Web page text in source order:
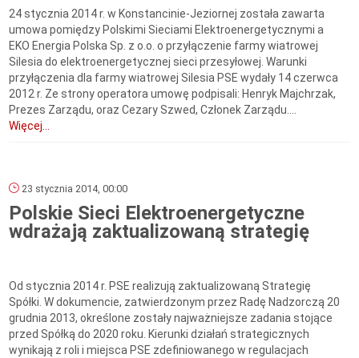
24 stycznia 2014 r. w Konstancinie-Jeziornej została zawarta
umowa pomiędzy Polskimi Sieciami Elektroenergetycznymi a
EKO Energia Polska Sp. z o.o. o przyłączenie farmy wiatrowej
Silesia do elektroenergetycznej sieci przesyłowej. Warunki
przyłączenia dla farmy wiatrowej Silesia PSE wydały 14 czerwca
2012 r. Ze strony operatora umowę podpisali: Henryk Majchrzak,
Prezes Zarządu, oraz Cezary Szwed, Członek Zarządu....
Więcej...
23 stycznia 2014, 00:00
Polskie Sieci Elektroenergetyczne
wdrażają zaktualizowaną strategię
Od stycznia 2014 r. PSE realizują zaktualizowaną Strategię
Spółki. W dokumencie, zatwierdzonym przez Radę Nadzorczą 20
grudnia 2013, określone zostały najważniejsze zadania stojące
przed Spółką do 2020 roku. Kierunki działań strategicznych
wynikają z roli i miejsca PSE zdefiniowanego w regulacjach